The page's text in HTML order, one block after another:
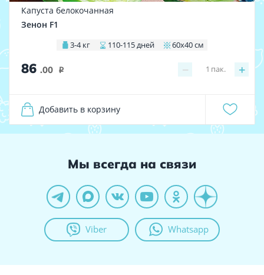
Капуста белокочанная
Зенон F1
3-4 кг 110-115 дней 60х40 см
86 .00 i − +
1 пак.
Добавить в корзину
Мы всегда на связи
Viber Whatsapp